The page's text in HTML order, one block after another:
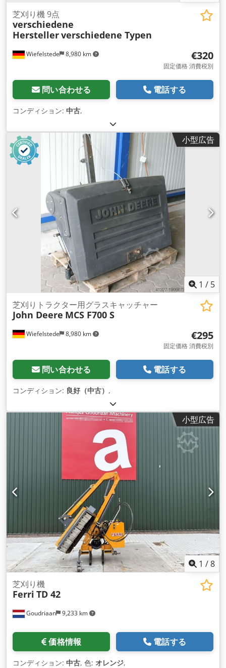
Wiefelstede 8,980 km
芝刈り機 9点
verschiedene
Herstellerverschiedene Typen
€320
固定価格 消費税別
問い合わせる 電話する
コンディション: 中古,
小型広告
1 / 5
Wiefelstede 8,980 km
芝刈りトラクター用グラスキャッチャー
John Deere MCS F700 S
€295
固定価格 消費税別
問い合わせる 電話する
コンディション: 良好（中古） ,
小型広告
1 /8
Goudriaan 9,233 km
芝刈り機
Ferri TD 42
価格情報 電話する
コンディション: 中古, 色: オレンジ,